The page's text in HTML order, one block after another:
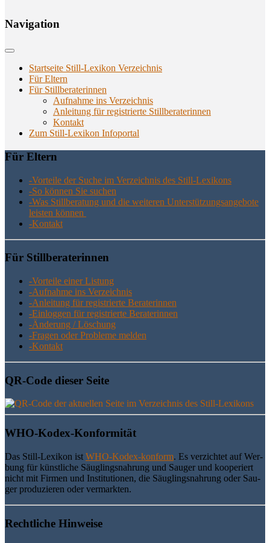
Navi­ga­ti­on
Startseite Still-Lexikon Verzeichnis
Für Eltern
Für Stillberaterinnen
Aufnahme ins Verzeichnis
Anlei­tung für regis­trier­te Stillberaterinnen
Kon­takt
Zum Still-Lexikon Infoportal
Für Eltern
-Vor­tei­le der Suche im Ver­zeich­nis des Still-Lexikons
-So kön­nen Sie suchen
-Was Still­be­ra­tung und die wei­te­ren Unter­stüt­zungs­an­ge­bo­te
leis­ten können
-Kon­takt
Für Still­be­ra­te­rin­nen
-Vor­tei­le einer Listung
-Auf­nah­me ins Verzeichnis
-Anlei­tung für regis­trier­te Beraterinnen
-Ein­log­gen für regis­trier­te Beraterinnen
-Ände­rung / Löschung
-Fra­gen oder Pro­ble­me melden
-Kon­takt
QR-Code die­ser Seite
WHO-Kodex-Kon­for­mi­tät
Das Still-Lexi­kon ist WHO-Kodex-kon­form. Es ver­zich­tet auf Wer­
bung für künst­li­che Säug­lings­nah­rung und Sau­ger und koope­riert
nicht mit Fir­men und Insti­tu­tio­nen, die Säug­lings­nah­rung oder Sau­
ger pro­du­zie­ren oder vermarkten.
Recht­li­che Hinweise